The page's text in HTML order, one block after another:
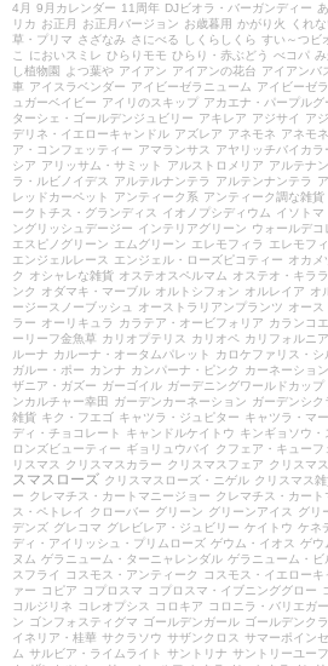
4月 9月カレンダー 11周年 DJビオラ・バーガンディー
リカ お正月 お正月バージョン お歳暮用 かがり火 くれ
草・プリマ さざなみ さにべる しくらしくら すい～つビ
こ
においスミレ ひらりモモ ひらり・赤ぶどう べコパ み
し植物園
よつ葉や アイアン アイアンの花台 アイアンバ
車 アイスラベンダー アイビーゼラニューム アイビーゼ
ュガーベイビー アイリのスキップ アカエナ・パープルグ
ターシェ・ゴールデンジュビリー アキレア アジサイ ア
デリネ・イエローキャンドル アズレア アネモネ アネモ
ア・コンフェッティー アマランサス アヤリッチバイカラ
シア アリッサム・サミット アルストロメリア アルテナ
ラ・ルビノイデス
アルテルナンテラ アルテンナンテラ
レッドカーペット
アンティーク系 アンティーク調な雑貨
ークトチス・グランディス
イオノプシディウム イソトマ
ングリッシュデージー インテリアグリーン ウォールデコ
エスピノグリーン エムグリーン エレモフィラ エレモフ
エンジェルレース
エンジェル・ローズピコティー オカメ
ク
オシャレな雑貨 オステオスペルマム オステオ・キララ
ンク
オダマキ・マーブル オルトシフォン オルレイア オ
ージースノーブッシュ
オーストラリアンプランツ オース
ラー オーリキュラ カラテア・オービフォリア カランコ
ーリーフ金魚草 カリオプテリス カリオペ カリフォルニ
ルーナ カルーナ・オータムパレット カロケファリス・シ
ガルー・ポー カンナ カンパーナ・ピンク カーネーション
ザニア・ガズー ガーゴイル ガーデニングワールドカップ
ンカルチャー幸田
ガーデンカーネーション ガーデンシク
雑貨 キク・フエゴ キャツラ・ジュピター キャツラ・マ
ディ・チョコレート
キャンドルケイトウ キンギョソウ
ロンズビューティー ギョリュウバイ クフェア・キューフ
リスマス
クリスマスカラー クリスマスフェア クリスマ
スマスローズ クリスマスローズ・ニゲル クリスマス
ー クレマチス・カートマニージョー クレマチス・カー
ス・ペトレイ
クローバー グリーン グリーンアイス グリ
デンズ グレコマ グレビレア・ジュビリー ケイトウ ケネ
ディ・アイリッシュ・プリムローズ ゲウム・イオス ゲウ
ヌム ゲラニューム・ターニャレンダル ゲラニューム・ビ
スフライ
コスモス・アンティーク コスモス・イエローキ
ァー
コピア コプロスマ コプロスマ・イブニンググロー
コルジリネ
コレオプシス コロキア コロニラ・バリエガ
ン ゴンフォスティグマ ゴールデンガール ゴールデンク
イネリア・桂華 サクラソウ サザンクロス サマーポイン
ム サルビア・ライムライト サントリナ サントリーユー